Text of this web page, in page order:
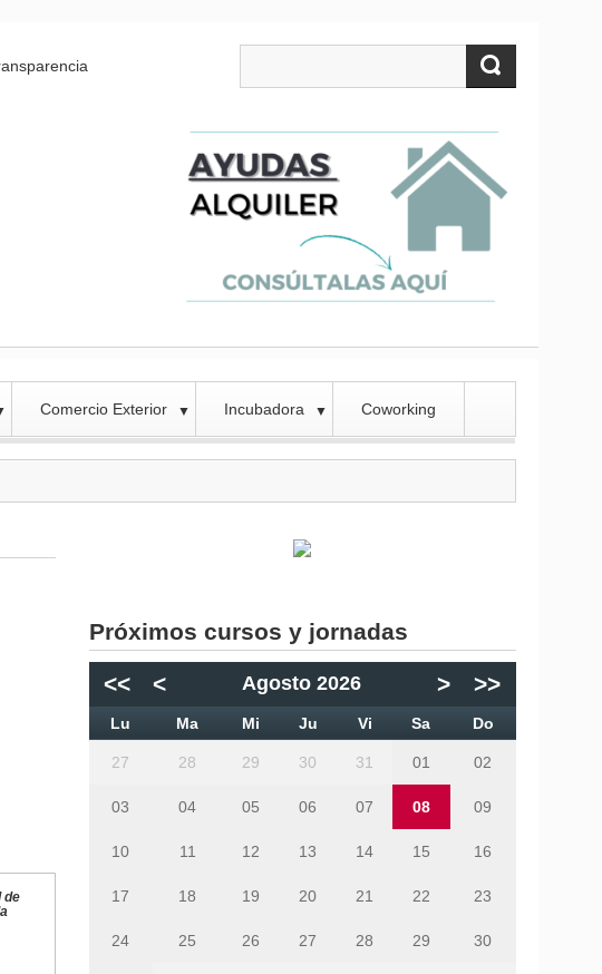
Comercio Exterior ▼ Incubadora ▼ Coworking
de
Próximos cursos y jornadas
<< < Agosto 2026 > >>
Lu Ma Mi Ju Vi Sa Do
27 28 29 30 31 01 02
03 04 05 06 07 08 09
10 11 12 13 14 15 16
17 18 19 20 21 22 23
24 25 26 27 28 29 30